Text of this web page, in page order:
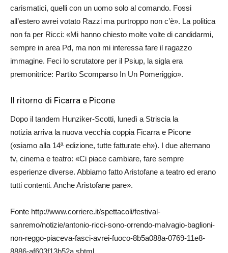
carismatici, quelli con un uomo solo al comando. Fossi
all’estero avrei votato Razzi ma purtroppo non c’è». La politica
non fa per Ricci: «Mi hanno chiesto molte volte di candidarmi,
sempre in area Pd, ma non mi interessa fare il ragazzo
immagine. Feci lo scrutatore per il Psiup, la sigla era
premonitrice: Partito Scomparso In Un Pomeriggio».
Il ritorno di Ficarra e Picone
Dopo il tandem Hunziker-Scotti, lunedì a Striscia la
notizia arriva la nuova vecchia coppia Ficarra e Picone
(«siamo alla 14ª edizione, tutte fatturate eh»). I due alternano
tv, cinema e teatro: «Ci piace cambiare, fare sempre
esperienze diverse. Abbiamo fatto Aristofane a teatro ed erano
tutti contenti. Anche Aristofane pare».
Fonte http://www.corriere.it/spettacoli/festival-
sanremo/notizie/antonio-ricci-sono-orrendo-malvagio-baglioni-
non-reggo-piaceva-fasci-avrei-fuoco-8b5a088a-0769-11e8-